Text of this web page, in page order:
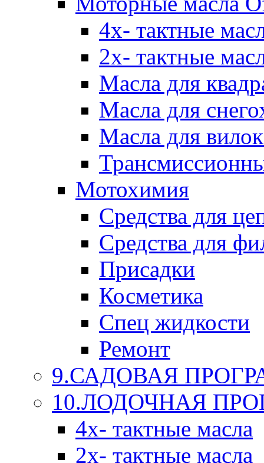
4х- тактные
2х- тактные
Масла для
Масла для
Масла для
Мотохимия
Средства для
Средства для
Присадки
Косметика
Спец жидкости
Ремонт
9.САДОВАЯ
10.ЛОДОЧНАЯ
4х- тактные масла
2х- тактные масла